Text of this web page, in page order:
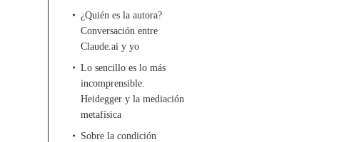
¿Quién es la autora?
Conversación entre
Claude.ai y yo
Lo sencillo es lo más
incomprensible.
Heidegger y la mediación
metafísica
Sobre la condición